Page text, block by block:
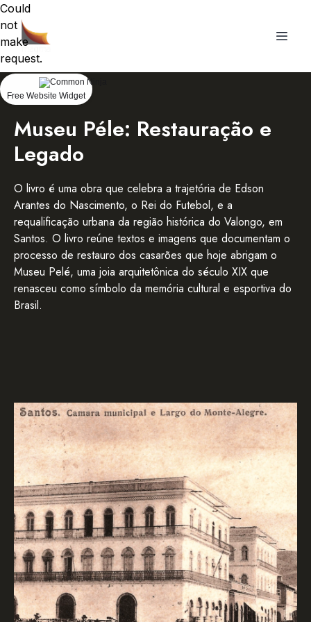
Museu Péle: Restauração e
Legado
O livro é uma obra que celebra a trajetória de Edson
Arantes do Nascimento, o Rei do Futebol, e a
requalificação urbana da região histórica do Valongo, em
Santos. O livro reúne textos e imagens que documentam o
processo de restauro dos casarões que hoje abrigam o
Museu Pelé, uma joia arquitetônica do século XIX que
renasceu como símbolo da memória cultural e esportiva do
Brasil.
Could
not
make
request.
Free Website Widget